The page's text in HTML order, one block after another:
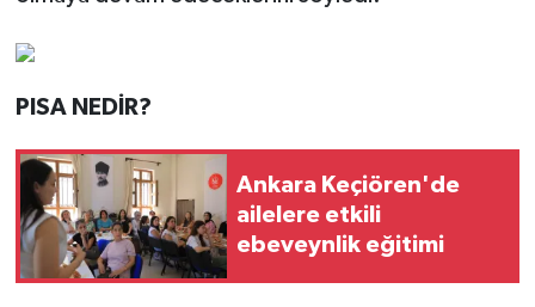
PISA NEDİR?
Ankara Keçiören'de
ailelere etkili
ebeveynlik eğitimi